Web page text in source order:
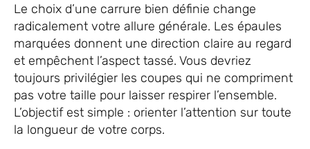
Le choix d’une carrure bien définie change
radicalement votre allure générale. Les épaules
marquées donnent une direction claire au regard
et empêchent l’aspect tassé. Vous devriez
toujours privilégier les coupes qui ne compriment
pas votre taille pour laisser respirer l’ensemble.
L’objectif est simple : orienter l’attention sur toute
la longueur de votre corps.